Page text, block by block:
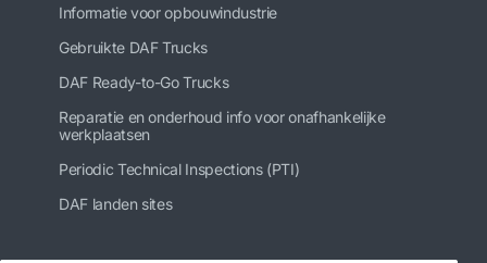
Informatie voor opbouwindustrie
Gebruikte DAF Trucks
DAF Ready-to-Go Trucks
Reparatie en onderhoud info voor onafhankelijke
werkplaatsen
Periodic Technical Inspections (PTI)
DAF landen sites